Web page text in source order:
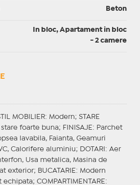
Beton
In bloc, Apartament in bloc
- 2 camere
MOBILIER: Modern; STARE
stare foarte buna; FINISAJE : Parchet
lavabila, Faianta, Geamuri
Calorifere aluminiu;
DOTARI : Aer
Usa metalica, Masina de
exterior; BUCATARIE : Modern
echipata; COMPARTIMENTARE :